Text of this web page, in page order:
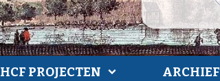
HCF PROJECTEN ARCHIEF